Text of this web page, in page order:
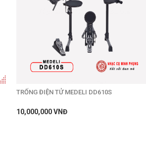
TRỐNG ĐIỆN TỬ MEDELI DD610S
10,000,000 VNĐ